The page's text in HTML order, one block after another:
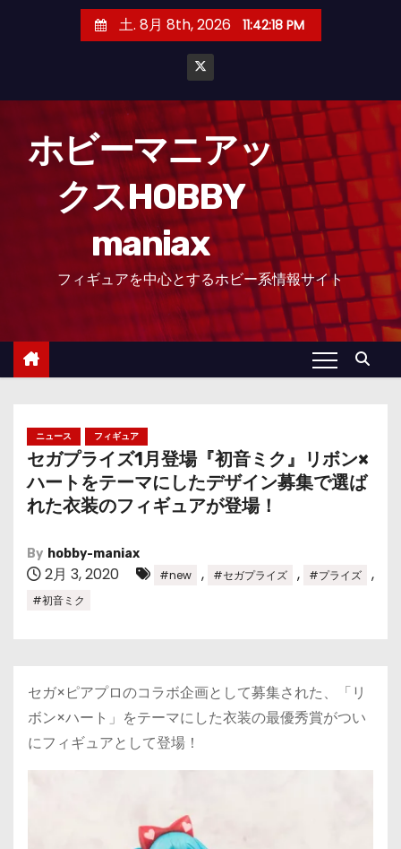
土. 8月 8th, 2026 11:42:20 PM
ホビーマニアッ
クスHOBBY
maniax
フィギュアを中心とするホビー系情報サイト
ニュース フィギュア
セガプライズ1月登場『初音ミク』リボン×
ハートをテーマにしたデザイン募集で選ば
れた衣装のフィギュアが登場！
By hobby-maniax
2月 3, 2020 #new , #セガプライズ , #プライズ ,
#初音ミク
セガ×ピアプロのコラボ企画として募集された、「リ
ボン×ハート」をテーマにした衣装の最優秀賞がつい
にフィギュアとして登場！